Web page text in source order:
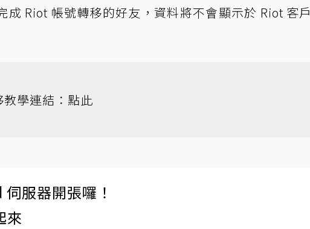
成 Riot 帳號轉移的好友，資料將不會顯示於 Riot 客
學連結： 點此
服器開張囉！
來